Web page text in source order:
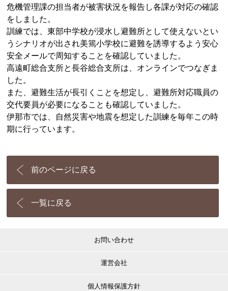
危機管理課の担当者が被害状況を報告し各課が対応の確認
をしました。
訓練では、東部中学校が浸水し避難所として使えないとい
うシナリオが出され美篶小学校に避難を誘導するよう安心
安全メールで周知することを確認していました。
高遠町総合支所と長谷総合支所は、オンラインでつなぎま
した。
また、避難生活が長引くことを想定し、避難所対応職員の
交代要員が必要になることも確認していました。
伊那市では、自然災害や地震を想定した訓練を毎年この時
期に行っています。
前のページに戻る
一覧に戻る
お問い合わせ
運営会社
個人情報保護方針